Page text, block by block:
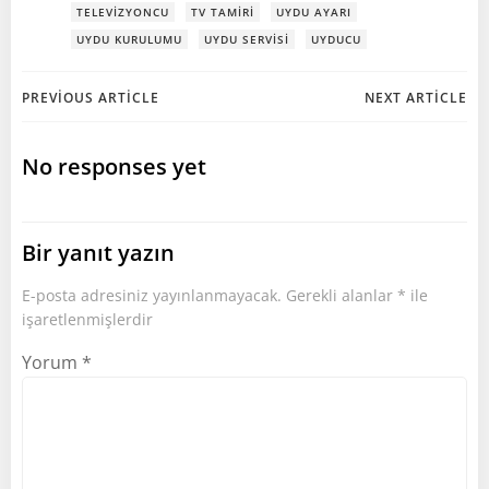
TELEVIZYONCU
TV TAMIRI
UYDU AYARI
UYDU KURULUMU
UYDU SERVISI UYDUCU
Post
navigation
PREVIOUS ARTICLE NEXT ARTICLE
No responses yet
Bir yanıt yazın
E-posta adresiniz yayınlanmayacak. Gerekli alanlar * ile
işaretlenmişlerdir
Yorum *